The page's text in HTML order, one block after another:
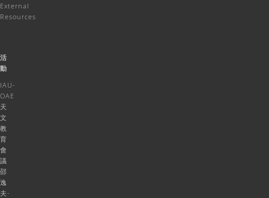
External
Resources
活
動
IAU-
OAE
天
文
教
育
會
議
邵
逸
夫-